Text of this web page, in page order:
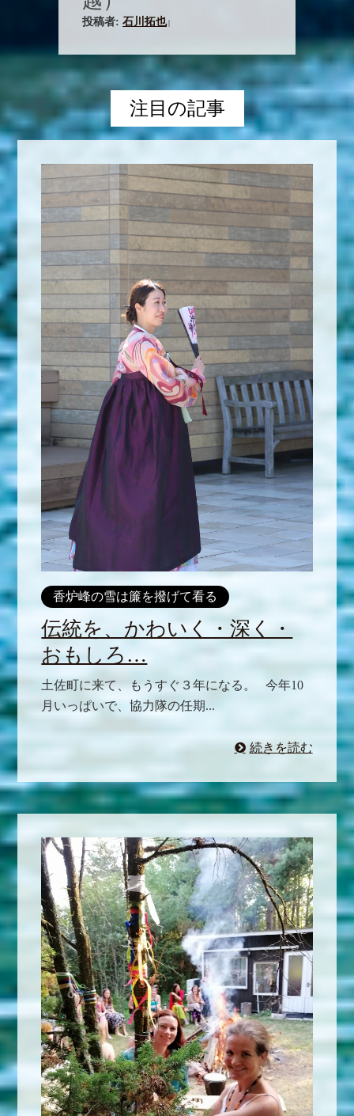
投稿者: 石川拓也|
注目の記事
香炉峰の雪は簾を撥げて看る
伝統を、かわいく・深く・
おもしろ…
土佐町に来て、もうすぐ３年になる。 今年10
月いっぱいで、協力隊の任期...
続きを読む